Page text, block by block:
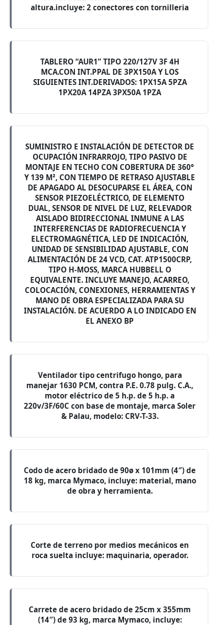
altura.incluye: 2 conectores con tornilleria
TABLERO “AUR1” TIPO 220/127V 3F 4H
MCA.CON INT.PPAL DE 3PX150A Y LOS
SIGUIENTES INT.DERIVADOS: 1PX15A 5PZA
1PX20A 14PZA 3PX50A 1PZA
SUMINISTRO E INSTALACIÓN DE DETECTOR DE
OCUPACIÓN INFRARROJO, TIPO PASIVO DE
MONTAJE EN TECHO CON COBERTURA DE 360°
Y 139 M², CON TIEMPO DE RETRASO AJUSTABLE
DE APAGADO AL DESOCUPARSE EL ÁREA, CON
SENSOR PIEZOELÉCTRICO, DE ELEMENTO
DUAL, SENSOR DE NIVEL DE LUZ, RELEVADOR
AISLADO BIDIRECCIONAL INMUNE A LAS
INTERFERENCIAS DE RADIOFRECUENCIA Y
ELECTROMAGNÉTICA, LED DE INDICACIÓN,
UNIDAD DE SENSIBILIDAD AJUSTABLE, CON
ALIMENTACIÓN DE 24 VCD, CAT. ATP1500CRP,
TIPO H-MOSS, MARCA HUBBELL O
EQUIVALENTE. INCLUYE MANEJO, ACARREO,
COLOCACIÓN, CONEXIONES, HERRAMIENTAS Y
MANO DE OBRA ESPECIALIZADA PARA SU
INSTALACIÓN. DE ACUERDO A LO INDICADO EN
EL ANEXO BP
Ventilador tipo centrifugo hongo, para
manejar 1630 PCM, contra P.E. 0.78 pulg. C.A.,
motor eléctrico de 5 h.p. de 5 h.p. a
220v/3F/60C con base de montaje, marca Soler
& Palau, modelo: CRV-T-33.
Codo de acero bridado de 90ø x 101mm (4″) de
18 kg, marca Mymaco, incluye: material, mano
de obra y herramienta.
Corte de terreno por medios mecánicos en
roca suelta incluye: maquinaria, operador.
Carrete de acero bridado de 25cm x 355mm
(14″) de 93 kg, marca Mymaco, incluye: